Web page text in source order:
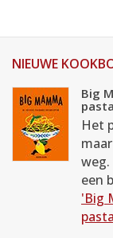
NIEUWE
Big
Het
een
'Big